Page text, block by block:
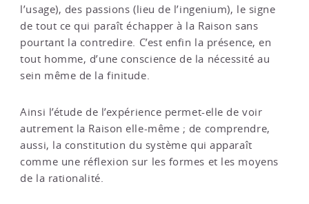
l’usage), des passions (lieu de l’ingenium), le signe
de tout ce qui paraît échapper à la Raison sans
pourtant la contredire. C’est enfin la présence, en
tout homme, d’une conscience de la nécessité au
sein même de la finitude.
Ainsi l’étude de l’expérience permet-elle de voir
autrement la Raison elle-même ; de comprendre,
aussi, la constitution du système qui apparaît
comme une réflexion sur les formes et les moyens
de la rationalité.